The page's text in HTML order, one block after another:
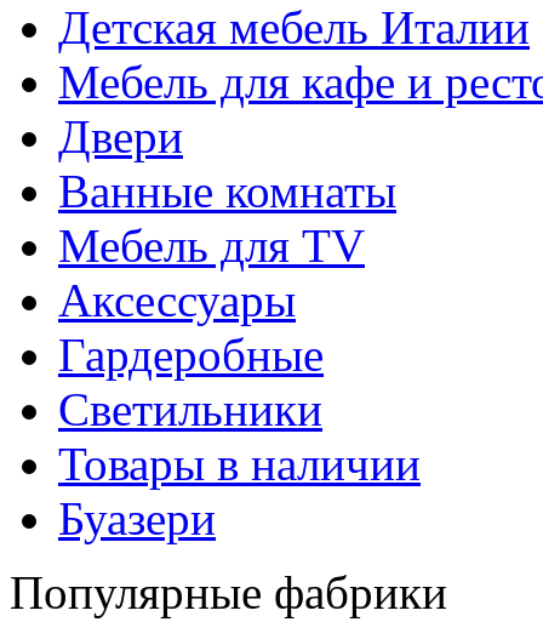
Детская мебель Италии
Мебель для кафе и
Двери
Ванные комнаты
Мебель для TV
Аксессуары
Гардеробные
Светильники
Товары в наличии
Буазери
Популярные фабрики